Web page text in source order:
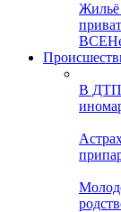
Жильё
ВСЕ
В ДТП